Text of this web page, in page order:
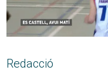
Redacció